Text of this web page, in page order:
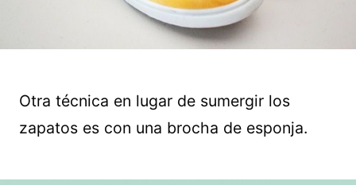
Otra técnica en lugar de sumergir los
zapatos es con una brocha de esponja.